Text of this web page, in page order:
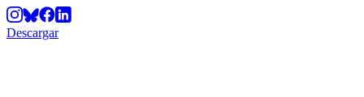
Descargar